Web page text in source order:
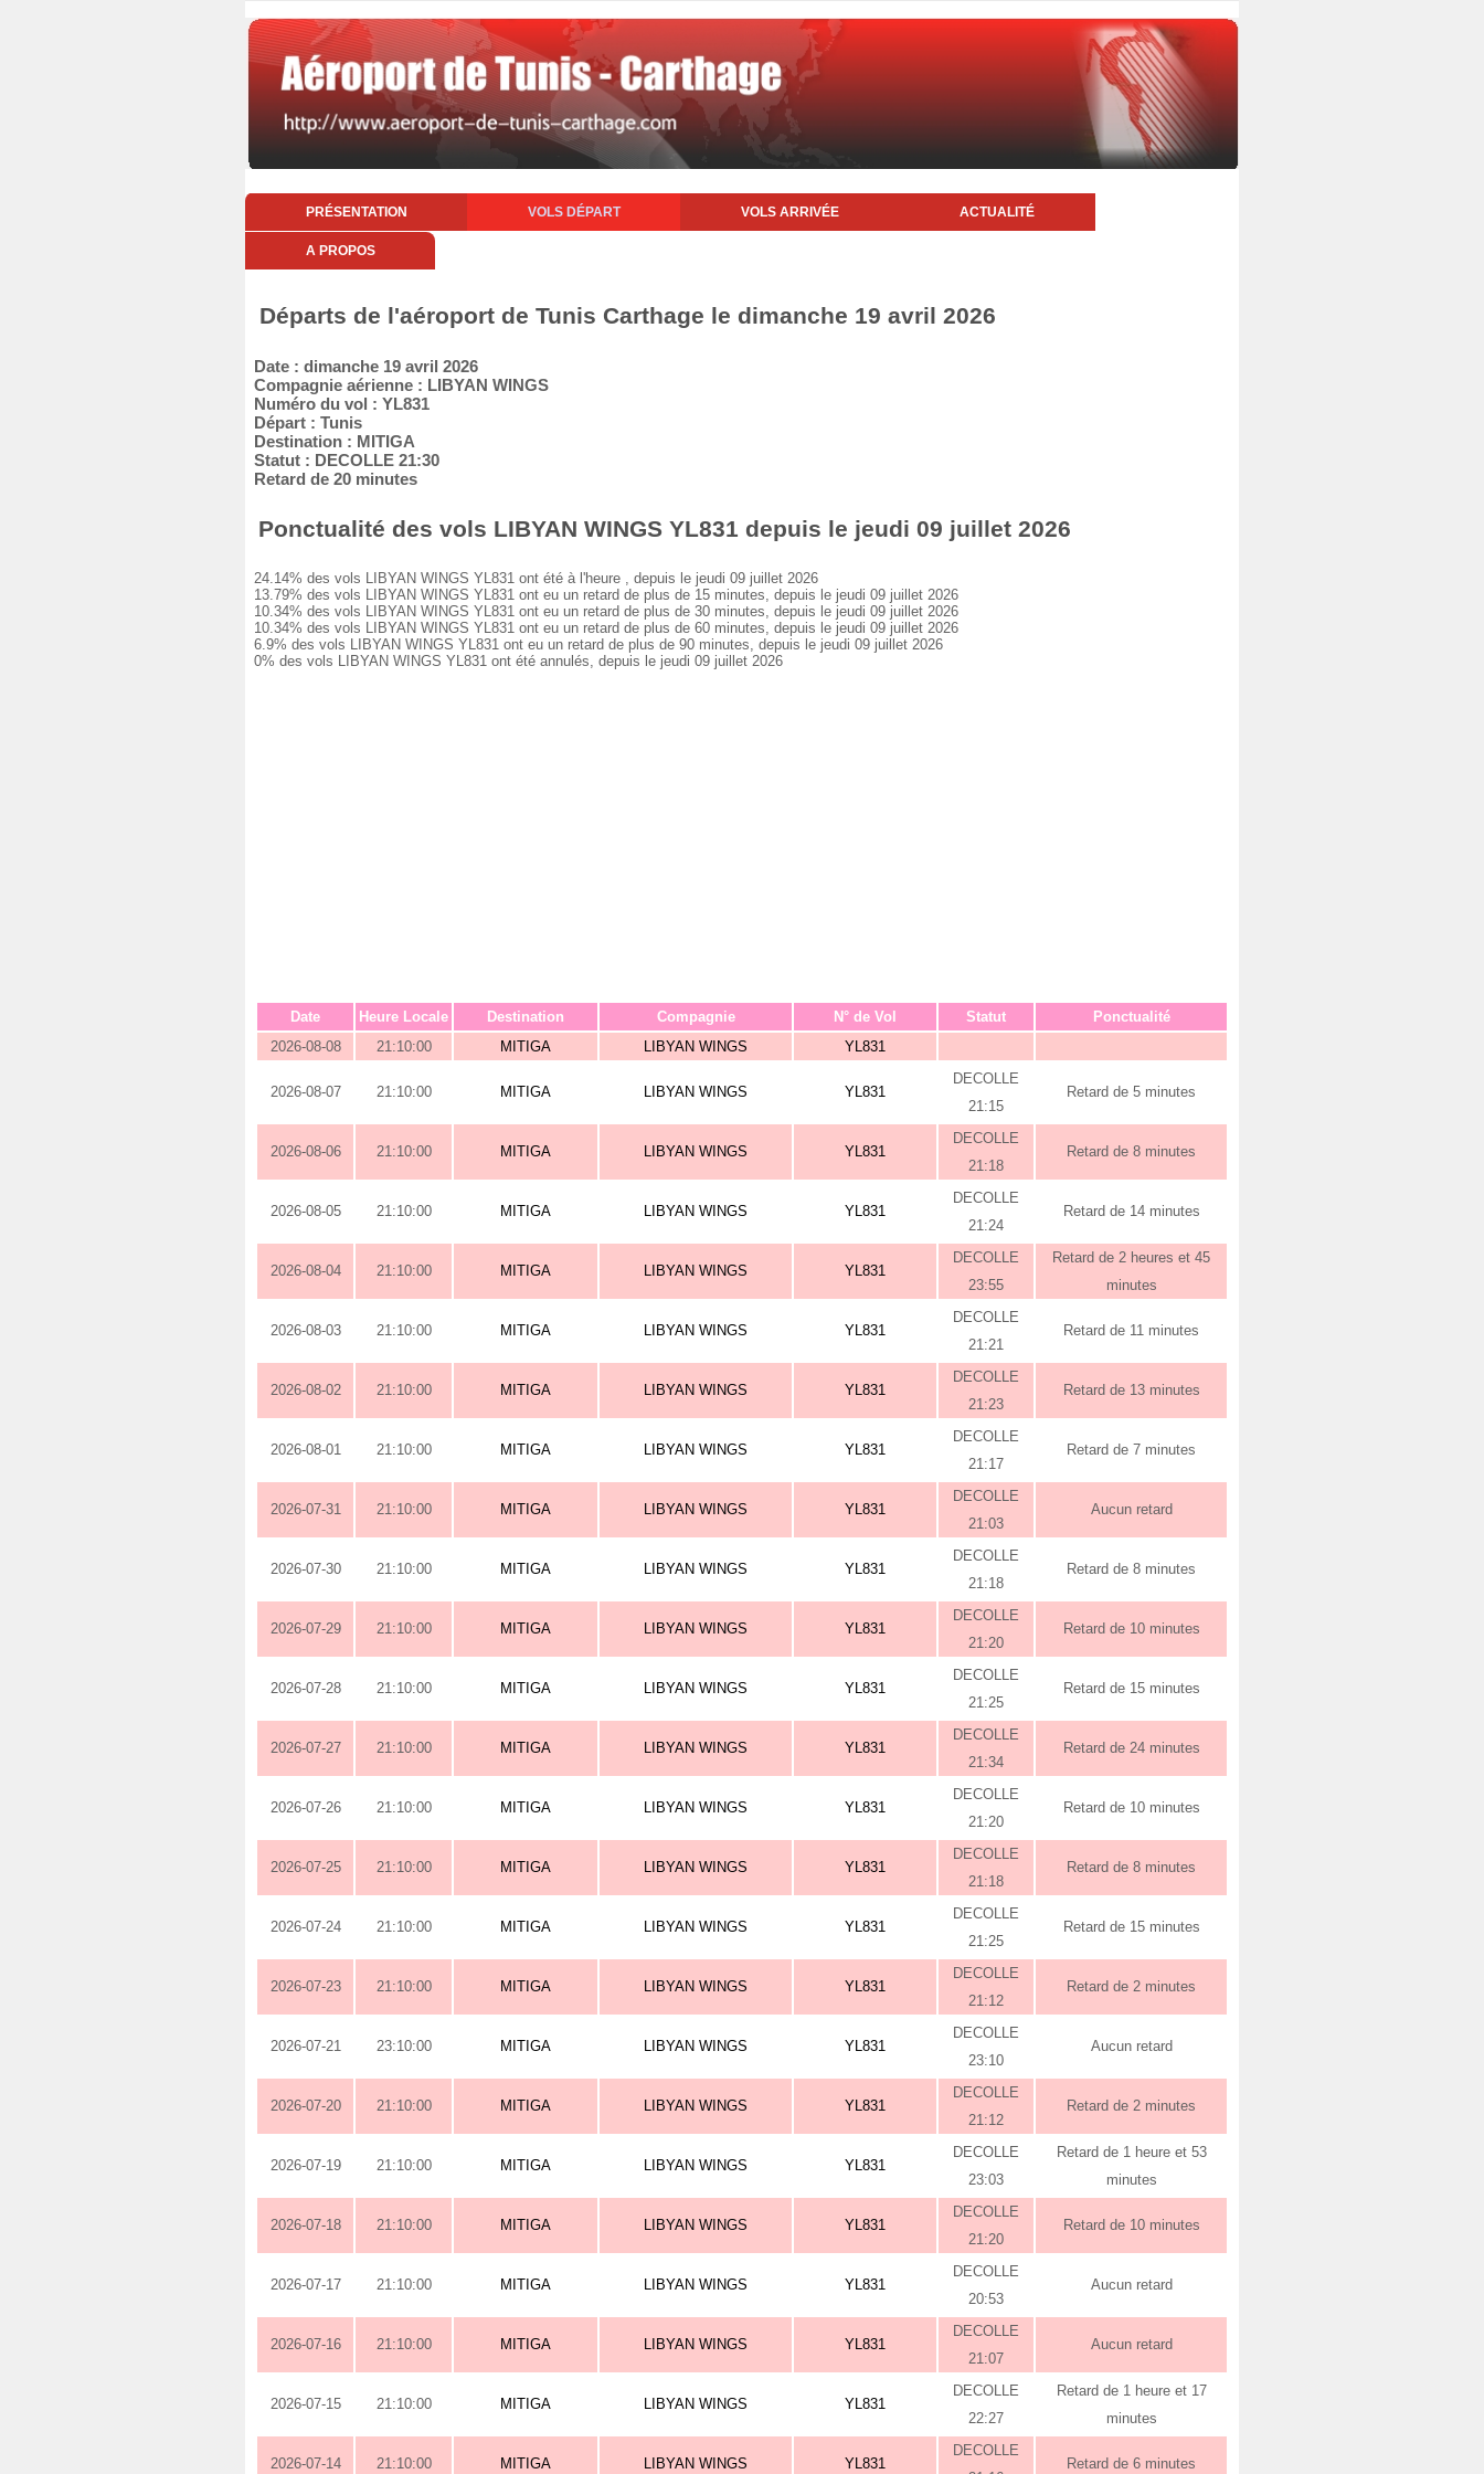
PRÉSENTATION VOLS DÉPART VOLS ARRIVÉE ACTUALITÉ
A PROPOS
Départs de l'aéroport de Tunis Carthage le dimanche 19 avril 2026
Date : dimanche 19 avril 2026
Compagnie aérienne : LIBYAN WINGS
Numéro du vol : YL831
Départ : Tunis
Destination : MITIGA
Statut : DECOLLE 21:30
Retard de 20 minutes
Ponctualité des vols LIBYAN WINGS YL831 depuis le jeudi 09 juillet 2026
24.14% des vols LIBYAN WINGS YL831 ont été à l'heure , depuis le jeudi 09 juillet 2026
13.79% des vols LIBYAN WINGS YL831 ont eu un retard de plus de 15 minutes, depuis le jeudi 09 juillet 2026
10.34% des vols LIBYAN WINGS YL831 ont eu un retard de plus de 30 minutes, depuis le jeudi 09 juillet 2026
10.34% des vols LIBYAN WINGS YL831 ont eu un retard de plus de 60 minutes, depuis le jeudi 09 juillet 2026
6.9% des vols LIBYAN WINGS YL831 ont eu un retard de plus de 90 minutes, depuis le jeudi 09 juillet 2026
0% des vols LIBYAN WINGS YL831 ont été annulés, depuis le jeudi 09 juillet 2026
Date Heure Locale Destination Compagnie N° de Vol Statut
Ponctualité
2026-08-08
21:10:00 MITIGA LIBYAN WINGS YL831
2026-08-07 21:10:00 MITIGA LIBYAN WINGS YL831
DECOLLE
21:15
Retard de 5 minutes
2026-08-06 21:10:00 MITIGA LIBYAN WINGS YL831
DECOLLE
21:18
Retard de 8 minutes
2026-08-05 21:10:00 MITIGA LIBYAN WINGS YL831
DECOLLE
21:24
Retard de 14 minutes
2026-08-04 21:10:00 MITIGA LIBYAN WINGS YL831
DECOLLE
23:55
Retard de 2 heures et 45
minutes
2026-08-03 21:10:00 MITIGA LIBYAN WINGS YL831
DECOLLE
21:21
Retard de 11 minutes
2026-08-02 21:10:00 MITIGA LIBYAN WINGS YL831
DECOLLE
21:23
Retard de 13 minutes
2026-08-01 21:10:00 MITIGA LIBYAN WINGS YL831
DECOLLE
21:17
Retard de 7 minutes
2026-07-31 21:10:00 MITIGA LIBYAN WINGS YL831
DECOLLE
21:03
Aucun retard
2026-07-30 21:10:00 MITIGA LIBYAN WINGS YL831
DECOLLE
21:18
Retard de 8 minutes
2026-07-29 21:10:00 MITIGA LIBYAN WINGS YL831
DECOLLE
21:20
Retard de 10 minutes
2026-07-28 21:10:00 MITIGA LIBYAN WINGS YL831
DECOLLE
21:25
Retard de 15 minutes
2026-07-27 21:10:00 MITIGA LIBYAN WINGS YL831
DECOLLE
21:34
Retard de 24 minutes
2026-07-26 21:10:00 MITIGA LIBYAN WINGS YL831
DECOLLE
21:20
Retard de 10 minutes
2026-07-25 21:10:00 MITIGA LIBYAN WINGS YL831
DECOLLE
21:18
Retard de 8 minutes
2026-07-24 21:10:00 MITIGA LIBYAN WINGS YL831
DECOLLE
21:25
Retard de 15 minutes
2026-07-23 21:10:00 MITIGA LIBYAN WINGS YL831
DECOLLE
21:12
Retard de 2 minutes
2026-07-21 23:10:00 MITIGA LIBYAN WINGS YL831
DECOLLE
23:10
Aucun retard
2026-07-20 21:10:00 MITIGA LIBYAN WINGS YL831
DECOLLE
21:12
Retard de 2 minutes
2026-07-19 21:10:00 MITIGA LIBYAN WINGS YL831
DECOLLE
23:03
Retard de 1 heure et 53
minutes
2026-07-18 21:10:00 MITIGA LIBYAN WINGS YL831
DECOLLE
21:20
Retard de 10 minutes
2026-07-17 21:10:00 MITIGA LIBYAN WINGS YL831
DECOLLE
20:53
Aucun retard
2026-07-16 21:10:00 MITIGA LIBYAN WINGS YL831
DECOLLE
21:07
Aucun retard
2026-07-15 21:10:00 MITIGA LIBYAN WINGS YL831
DECOLLE
22:27
Retard de 1 heure et 17
minutes
2026-07-14 21:10:00 MITIGA LIBYAN WINGS YL831
DECOLLE
Retard de 6 minutes